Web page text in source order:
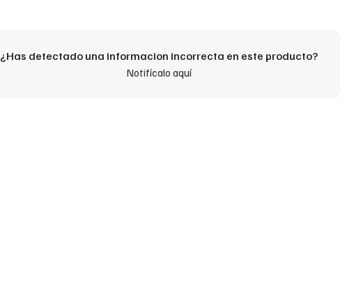
¿Has detectado una informacion incorrecta en este producto?
Notifícalo aquí